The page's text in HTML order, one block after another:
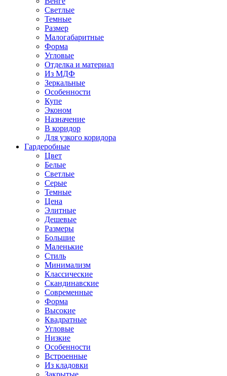
Светлые
Темные
Размер
Малогабаритные
Форма
Угловые
Отделка и материал
Из МДФ
Зеркальные
Особенности
Купе
Эконом
Назначение
В коридор
Для узкого коридора
Гардеробные
Цвет
Белые
Светлые
Серые
Темные
Цена
Элитные
Дешевые
Размеры
Большие
Маленькие
Стиль
Минимализм
Классические
Скандинавские
Современные
Форма
Высокие
Квадратные
Угловые
Низкие
Особенности
Встроенные
Из кладовки
Закрытые